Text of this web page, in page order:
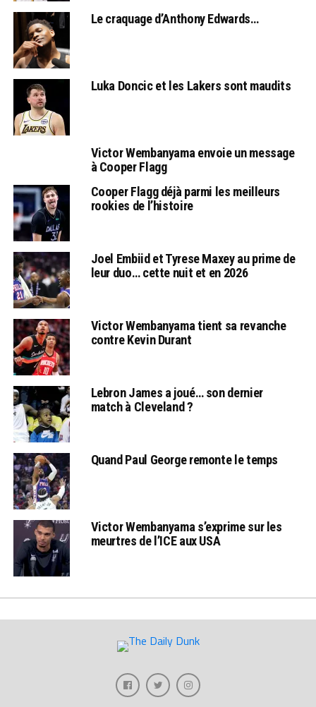
Le craquage d’Anthony Edwards…
Luka Doncic et les Lakers sont maudits
Victor Wembanyama envoie un message
à Cooper Flagg
Cooper Flagg déjà parmi les meilleurs
rookies de l’histoire
Joel Embiid et Tyrese Maxey au prime de
leur duo… cette nuit et en 2026
Victor Wembanyama tient sa revanche
contre Kevin Durant
Lebron James a joué… son dernier
match à Cleveland ?
Quand Paul George remonte le temps
Victor Wembanyama s’exprime sur les
meurtres de l’ICE aux USA